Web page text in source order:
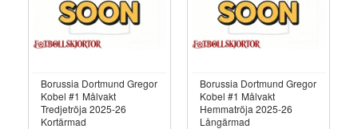
Borussia Dortmund Gregor
Kobel #1 Målvakt
Tredjetröja 2025-26
Kortärmad
Borussia Dortmund Gregor
Kobel #1 Målvakt
Hemmatröja 2025-26
Långärmad